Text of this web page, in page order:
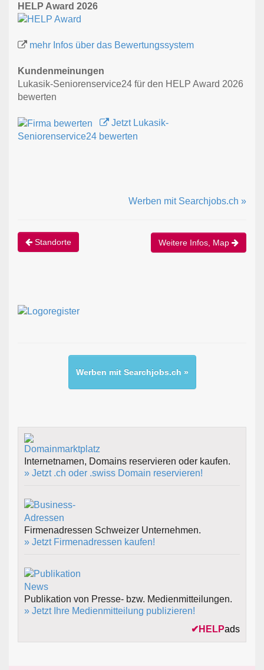
HELP Award 2026
mehr Infos über das Bewertungssystem
Kundenmeinungen
Lukasik-Seniorenservice24 für den HELP Award 2026
bewerten
Jetzt Lukasik-
Seniorenservice24 bewerten
Werben mit Searchjobs.ch »
Standorte Weitere Infos, Map
Werben mit Searchjobs.ch »
Internetnamen, Domains reservieren oder kaufen.
» Jetzt .ch oder .swiss Domain reservieren!
Firmenadressen Schweizer Unternehmen.
» Jetzt Firmenadressen kaufen!
Publikation von Presse- bzw. Medienmitteilungen.
» Jetzt Ihre Medienmitteilung publizieren!
✔ HELPads